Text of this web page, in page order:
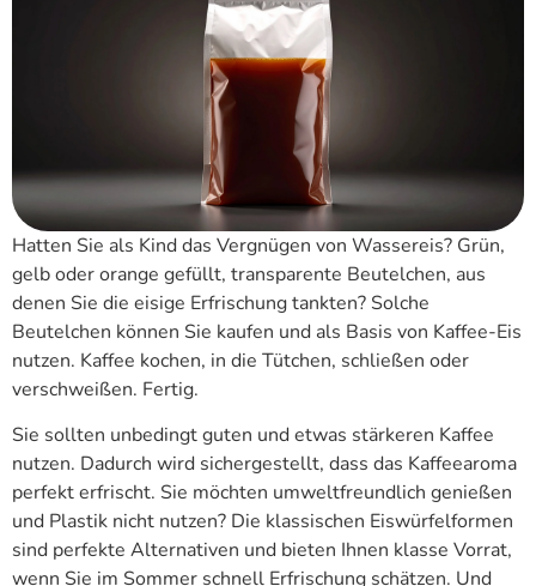
Hatten Sie als Kind das Vergnügen von Wassereis? Grün,
gelb oder orange gefüllt, transparente Beutelchen, aus
denen Sie die eisige Erfrischung tankten? Solche
Beutelchen können Sie kaufen und als Basis von Kaffee-Eis
nutzen. Kaffee kochen, in die Tütchen, schließen oder
verschweißen. Fertig.
Sie sollten unbedingt guten und etwas stärkeren Kaffee
nutzen. Dadurch wird sichergestellt, dass das Kaffeearoma
perfekt erfrischt. Sie möchten umweltfreundlich genießen
und Plastik nicht nutzen? Die klassischen Eiswürfelformen
sind perfekte Alternativen und bieten Ihnen klasse Vorrat,
wenn Sie im Sommer schnell Erfrischung schätzen. Und